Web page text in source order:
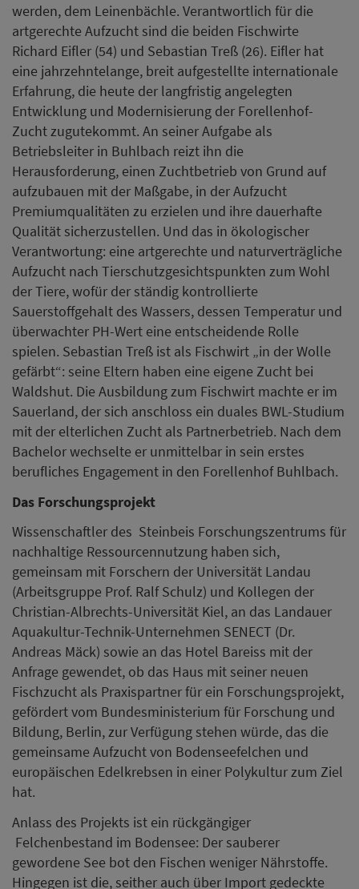
werden, dem Leinenbächle. Verantwortlich für die
artgerechte Aufzucht sind die beiden Fischwirte
Richard Eifler (54) und Sebastian Treß (26). Eifler hat
eine jahrzehntelange, breit aufgestellte internationale
Erfahrung, die heute der langfristig angelegten
Entwicklung und Modernisierung der Forellenhof-
Zucht zugutekommt. An seiner Aufgabe als
Betriebsleiter in Buhlbach reizt ihn die
Herausforderung, einen Zuchtbetrieb von Grund auf
aufzubauen mit der Maßgabe, in der Aufzucht
Premiumqualitäten zu erzielen und ihre dauerhafte
Qualität sicherzustellen. Und das in ökologischer
Verantwortung: eine artgerechte und naturverträgliche
Aufzucht nach Tierschutzgesichtspunkten zum Wohl
der Tiere, wofür der ständig kontrollierte
Sauerstoffgehalt des Wassers, dessen Temperatur und
überwachter PH-Wert eine entscheidende Rolle
spielen. Sebastian Treß ist als Fischwirt „in der Wolle
gefärbt“: seine Eltern haben eine eigene Zucht bei
Waldshut. Die Ausbildung zum Fischwirt machte er im
Sauerland, der sich anschloss ein duales BWL-Studium
mit der elterlichen Zucht als Partnerbetrieb. Nach dem
Bachelor wechselte er unmittelbar in sein erstes
berufliches Engagement in den Forellenhof Buhlbach.
Das Forschungsprojekt
Wissenschaftler des Steinbeis Forschungszentrums für
nachhaltige Ressourcennutzung haben sich,
gemeinsam mit Forschern der Universität Landau
(Arbeitsgruppe Prof. Ralf Schulz) und Kollegen der
Christian-Albrechts-Universität Kiel, an das Landauer
Aquakultur-Technik-Unternehmen SENECT (Dr.
Andreas Mäck) sowie an das Hotel Bareiss mit der
Anfrage gewendet, ob das Haus mit seiner neuen
Fischzucht als Praxispartner für ein Forschungsprojekt,
gefördert vom Bundesministerium für Forschung und
Bildung, Berlin, zur Verfügung stehen würde, das die
gemeinsame Aufzucht von Bodenseefelchen und
europäischen Edelkrebsen in einer Polykultur zum Ziel
hat.
Anlass des Projekts ist ein rückgängiger
Felchenbestand im Bodensee: Der sauberer
gewordene See bot den Fischen weniger Nährstoffe.
Hingegen ist die, seither auch über Import gedeckte